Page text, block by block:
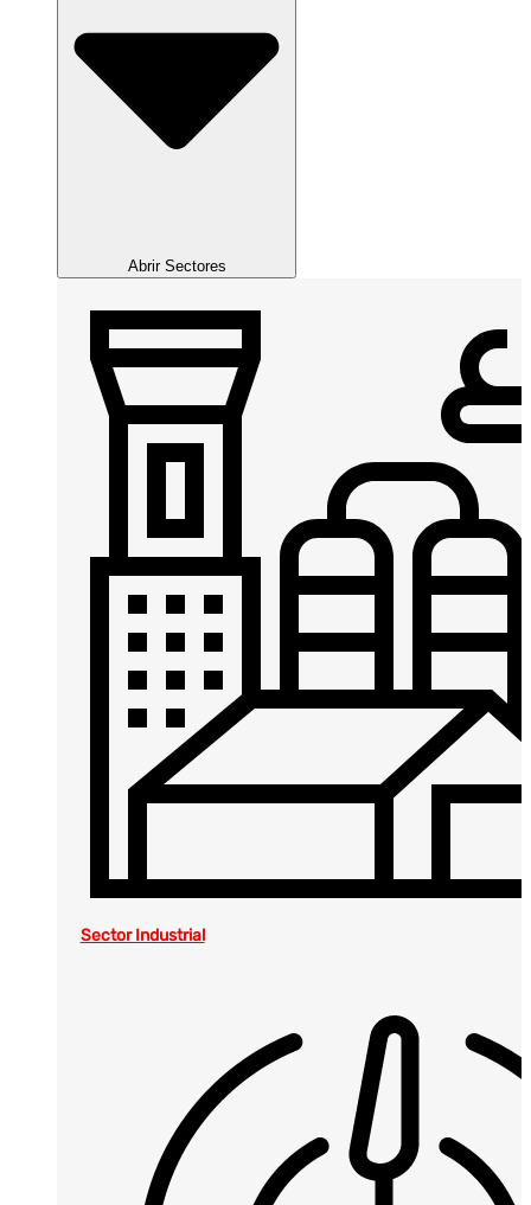
Abrir Sectores
Sector Industrial